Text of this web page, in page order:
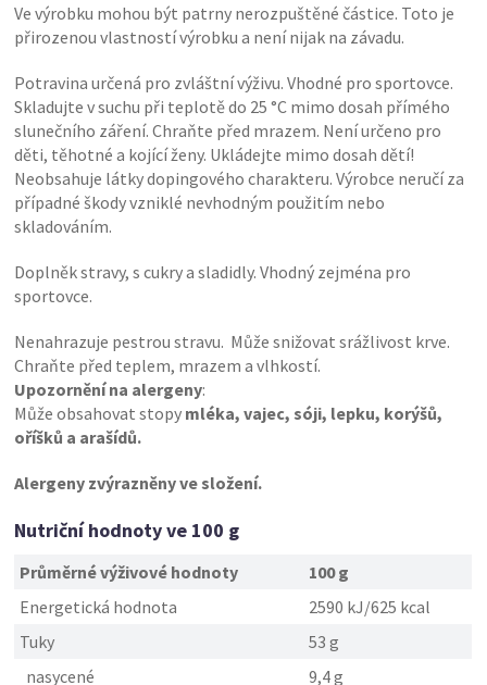
Ve výrobku mohou být patrny nerozpuštěné částice. Toto je
přirozenou vlastností výrobku a není nijak na závadu.
Potravina určená pro zvláštní výživu. Vhodné pro sportovce.
Skladujte v suchu při teplotě do 25 °C mimo dosah přímého
slunečního záření. Chraňte před mrazem. Není určeno pro
děti, těhotné a kojící ženy. Ukládejte mimo dosah dětí!
Neobsahuje látky dopingového charakteru. Výrobce neručí za
případné škody vzniklé nevhodným použitím nebo
skladováním.
Doplněk stravy, s cukry a sladidly. Vhodný zejména pro
sportovce.
Nenahrazuje pestrou stravu. Může snižovat srážlivost krve.
Chraňte před teplem, mrazem a vlhkostí.
Upozornění na alergeny:
Může obsahovat stopy mléka, vajec, sóji, lepku, korýšů,
oříšků a arašídů.
Alergeny zvýrazněny ve složení.
Nutriční hodnoty ve 100 g
Průměrné výživové hodnoty
100 g
Energetická hodnota
2590 kJ/625 kcal
Tuky
53 g
nasycené
9,4 g